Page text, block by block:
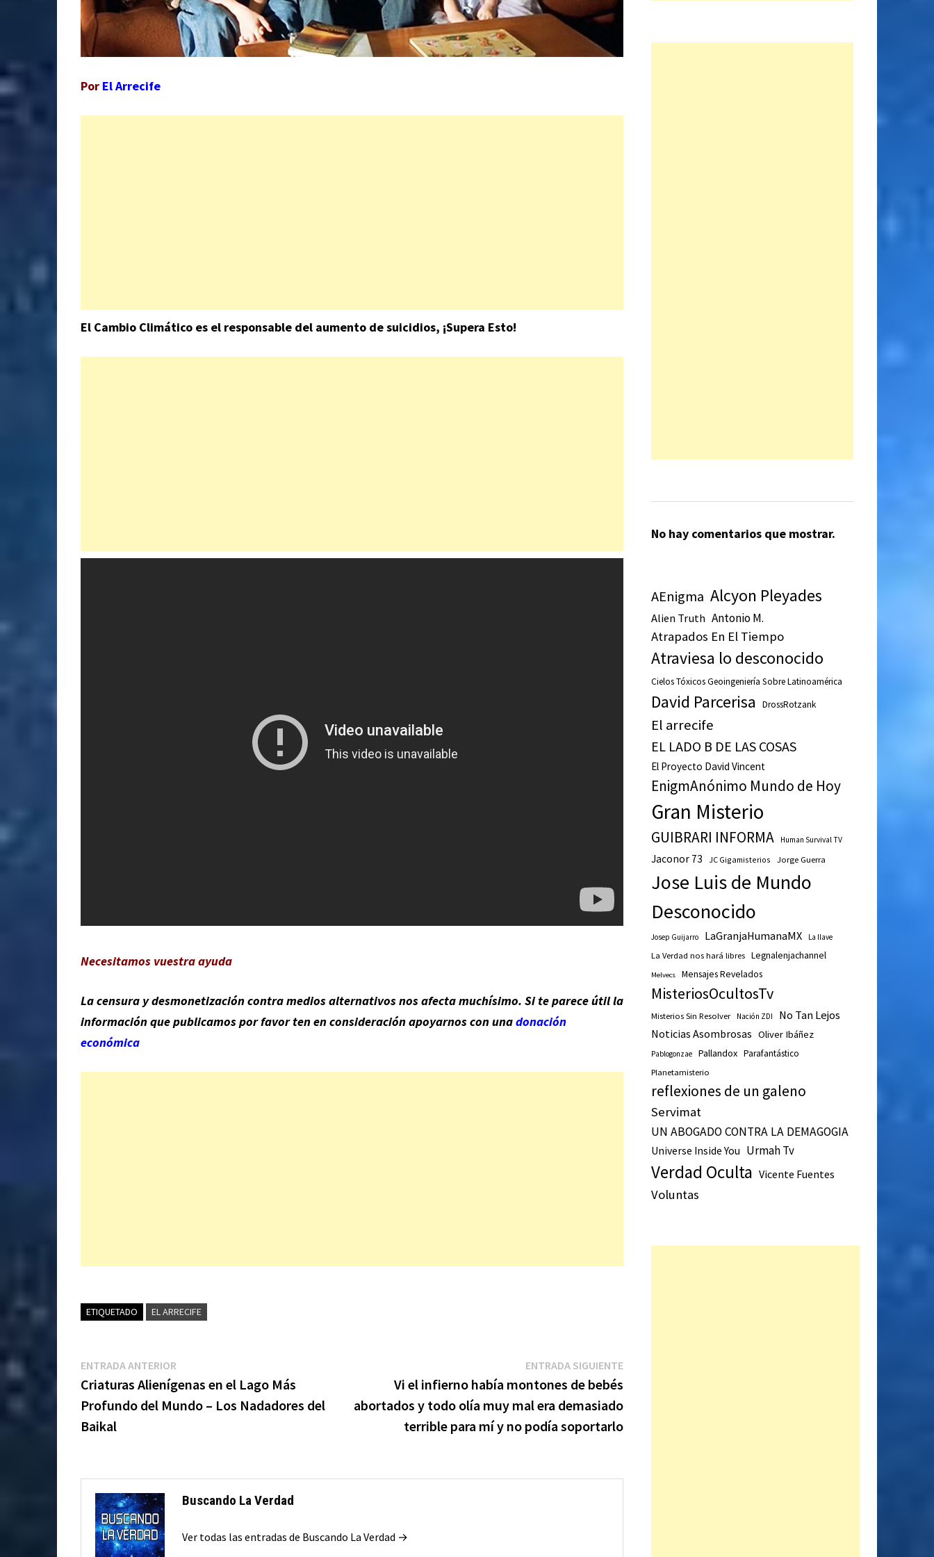
Por El Arrecife
El Cambio Climático es el responsable del aumento de suicidios, ¡Supera Esto!
Necesitamos vuestra ayuda
La censura y desmonetización contra medios alternativos nos afecta muchísimo. Si te parece útil la
información que publicamos por favor ten en consideración apoyarnos con unadonación
económica
ETIQUETADO EL ARRECIFE
Navegación
de
entradas
ENTRADA ANTERIOREntrada
anterior:
Criaturas Alienígenas en el Lago Más
Profundo del Mundo – Los Nadadores del
Baikal
ENTRADA SIGUIENTEEntrada
siguiente:
Vi el infierno había montones de bebés
abortados y todo olía muy mal era demasiado
terrible para mí y no podía soportarlo
Buscando La Verdad
Ver todas las entradas de Buscando La Verdad →
No hay comentarios que mostrar.
AEnigma Alcyon Pleyades
Alien Truth Antonio M.
Atrapados En El Tiempo
Atraviesa lo desconocido
Cielos Tóxicos Geoingeniería Sobre Latinoamérica
David Parcerisa DrossRotzank
El arrecife
EL LADO B DE LAS COSAS
El Proyecto David Vincent
EnigmAnónimo Mundo de Hoy
Gran Misterio
GUIBRARI INFORMA Human Survival TV
Jaconor 73 JC Gigamisterios Jorge Guerra
Jose Luis de Mundo
Desconocido
Josep Guijarro LaGranjaHumanaMX La llave
La Verdad nos hará libres Legnalenjachannel
Melvecs Mensajes Revelados
MisteriosOcultosTv
Misterios Sin Resolver Nación ZDI No Tan Lejos
Noticias Asombrosas Oliver Ibáñez
Pablogonzae Pallandox Parafantástico
Planetamisterio
reflexiones de un galeno
Servimat
UN ABOGADO CONTRA LA DEMAGOGIA
Universe Inside You Urmah Tv
Verdad Oculta Vicente Fuentes
Voluntas